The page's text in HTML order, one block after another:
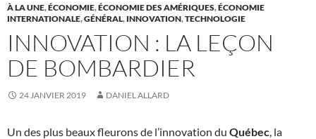
À LA UNE,ÉCONOMIE,ÉCONOMIE DES AMÉRIQUES,ÉCONOMIE
INTERNATIONALE,GÉNÉRAL, INNOVATION,TECHNOLOGIE
INNOVATION : LA LEÇON
DE BOMBARDIER
24 JANVIER 2019 DANIEL ALLARD
Un des plus beaux fleurons de l’innovation du Québec , la